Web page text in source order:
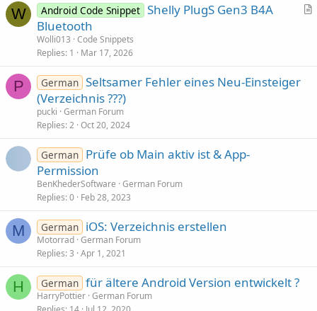
W
A
Android Code Snippet Shelly PlugS Gen3 B4A
Bluetooth
Wolli013 Code Snippets
Replies 1 Mar 17, 2026
P German Seltsamer Fehler eines Neu-Einsteiger
(Verzeichnis ???)
pucki German Forum
Replies 2 Oct 20, 2024
German Prüfe ob Main aktiv ist & App-
Permission
BenKhederSoftware German Forum
Replies 0 Feb 28, 2023
M German iOS: Verzeichnis erstellen
Motorrad German Forum
Replies 3 Apr 1, 2021
H German für ältere Android Version entwickelt ?
HarryPottier German Forum